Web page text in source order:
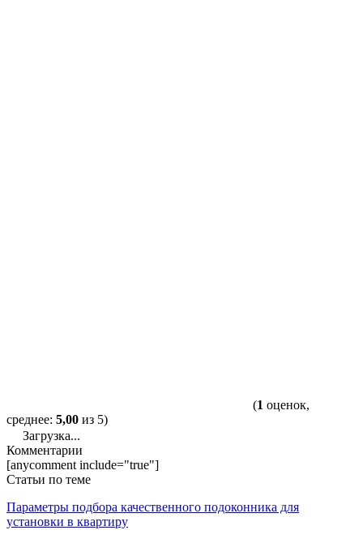
(1 оценок,
среднее: 5,00 из 5)
Загрузка...
Комментарии
[anycomment include="true"]
Статьи по теме
Параметры подбора качественного подоконника для
установки в квартиру